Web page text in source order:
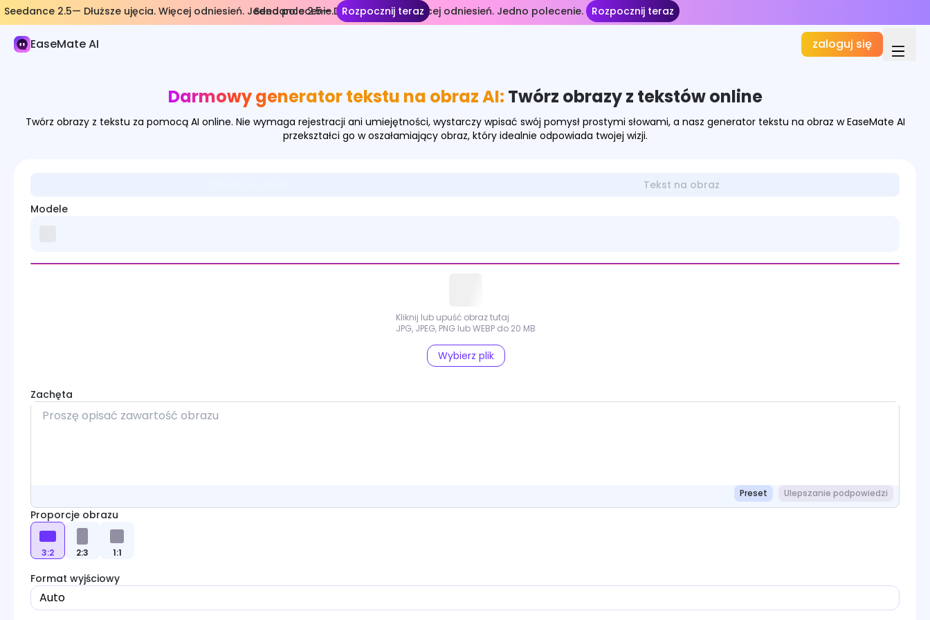
Seedance 2.5— Dłuższe ujęcia. Więcej odniesień. Jedno polecenie. Rozpocznij teraz
Seedance 2.5— Dłuższe ujęcia. Więcej odniesień. Jedno polecenie. Rozpocznij teraz
EaseMate AI zaloguj się
AI Obraz
Generator Obrazów
Darmowy generator tekstu na obraz AI: Twórz obrazy z tekstów online
Twórz obrazy z tekstu za pomocą AI online. Nie wymaga rejestracji ani umiejętności, wystarczy wpisać swój pomysł prostymi słowami, a nasz generator tekstu na obraz w EaseMate AI
przekształci go w oszałamiający obraz, który idealnie odpowiada twojej wizji.
Tekst na obraz
Modele
Kliknij lub upuść obraz tutaj
JPG, JPEG, PNG lub WEBP do 20 MB
Wybierz plik
Zachęta
Preset Ulepszanie podpowiedzi
Proporcje obrazu
3:2 2:3 1:1
Format wyjściowy
Auto